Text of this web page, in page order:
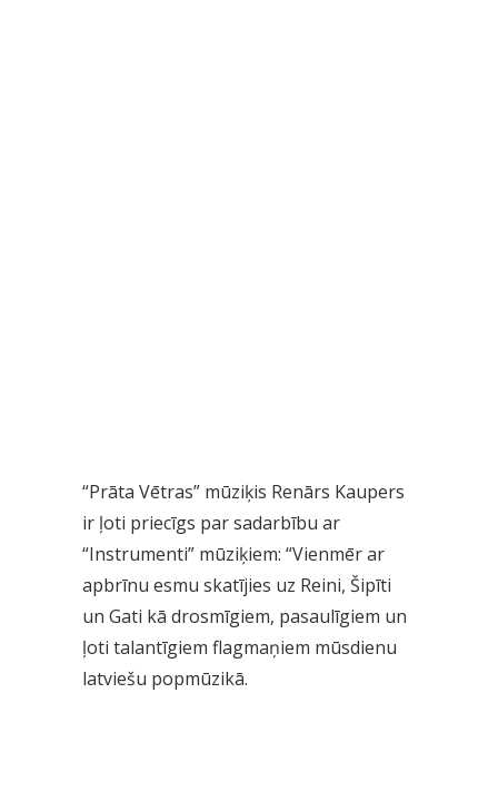
“Prāta Vētras” mūziķis Renārs Kaupers
ir ļoti priecīgs par sadarbību ar
“Instrumenti” mūziķiem: “Vienmēr ar
apbrīnu esmu skatījies uz Reini, Šipīti
un Gati kā drosmīgiem, pasaulīgiem un
ļoti talantīgiem flagmaņiem mūsdienu
latviešu popmūzikā.